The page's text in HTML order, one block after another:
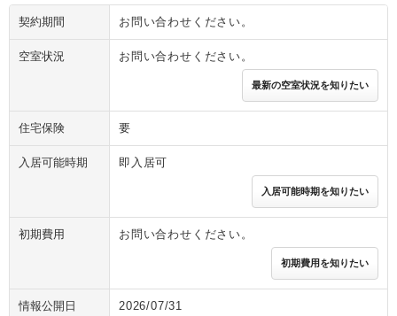
契約期間 お問い合わせください。
空室状況 お問い合わせください。
最新の空室状況を知りたい
住宅保険 要
入居可能時期 即入居可
入居可能時期を知りたい
初期費用 お問い合わせください。
初期費用を知りたい
情報公開日 2026/07/31